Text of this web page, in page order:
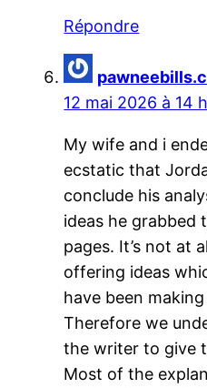
Répondre
12 mai 2026 à 14
My wife and i
ecstatic that
conclude his
ideas he grabbed
pages. It’s not at
offering ideas
have been
Therefore we
the writer to give
Most of the